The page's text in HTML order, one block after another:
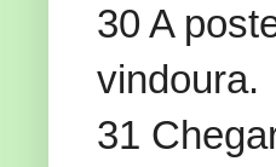
30 A
vindoura.
31